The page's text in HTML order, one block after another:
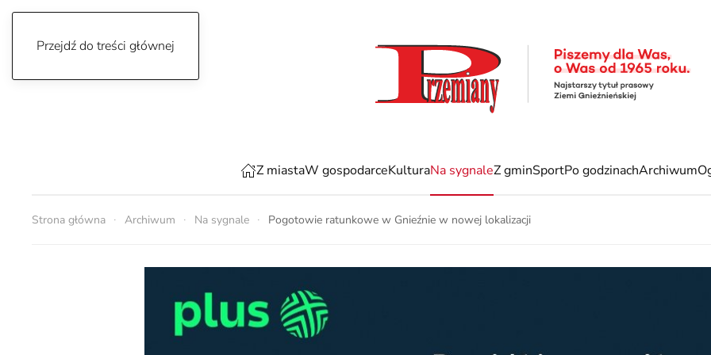
Przejdź do treści głównej
Z miastaW gospodarceKulturaNa sygnaleZ gminSportPo godzinachArchiwum
Strona główna Archiwum Na sygnale Pogotowie ratunkowe w Gnieźnie w nowej lokalizacji